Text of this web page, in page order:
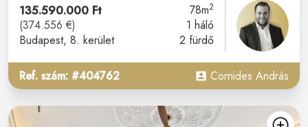
135.590.000 Ft
(374.556 €)
Budapest, 8. kerület
78m2
1 háló
2 fürdő
Ref. szám: #404762 Cornides András